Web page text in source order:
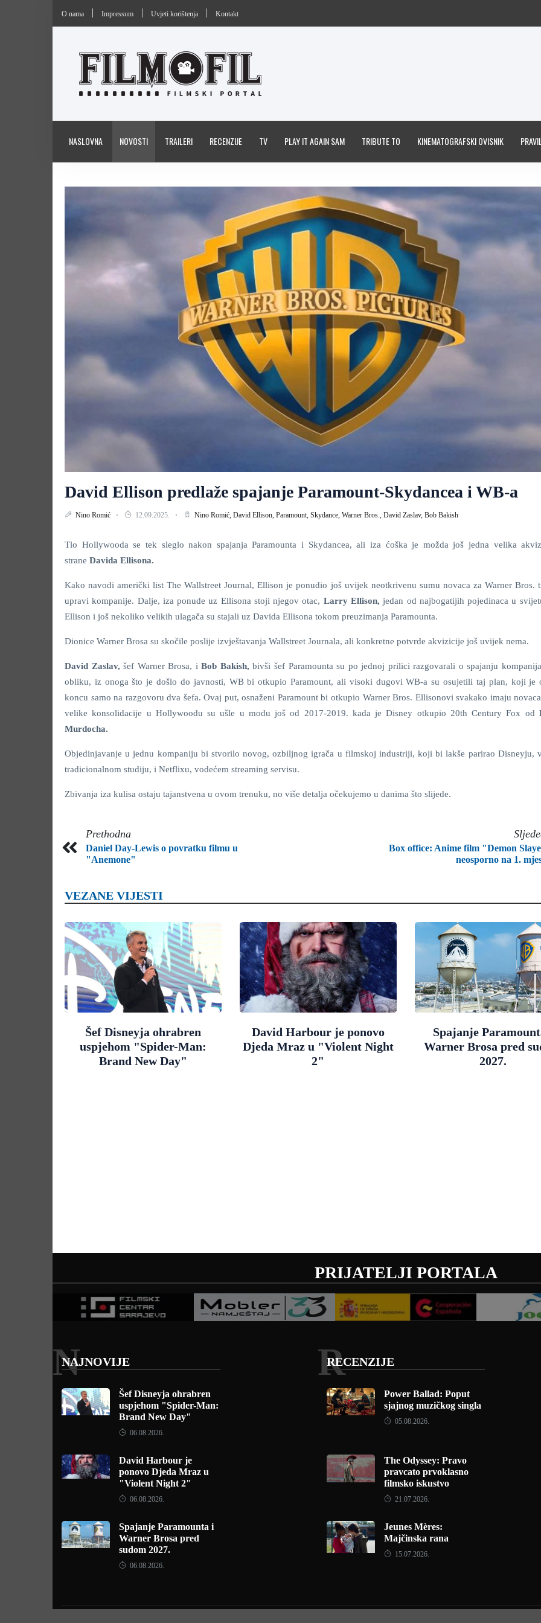
O nama Impressum Uvjeti korištenja Kontakt
NASLOVNA NOVOSTI TRAILERI RECENZIJE TV PLAY IT AGAIN SAM TRIBUTE TO KINEMATOGRAFSKI OVISNIK
David Ellison predlaže spajanje Paramount-Skydancea i WB-a
Nino Romić 12.09.2025. Nino Romić, David Ellison, Paramount, Skydance, Warner Bros., David Zaslav, Bob Bakish
Tlo Hollywooda se tek sleglo nakon spajanja Paramounta i Skydancea, ali iza ćoška je možda još jedna velika
strane Davida Ellisona.
Kako navodi američki list The Wallstreet Journal, Ellison je ponudio još uvijek neotkrivenu sumu novaca za Warner Bros.
upravi kompanije. Dalje, iza ponude uz Ellisona stoji njegov otac, Larry Ellison,jedan od najbogatijih pojedinaca u
Ellison i još nekoliko velikih ulagača su stajali uz Davida Ellisona tokom preuzimanja Paramounta.
Dionice Warner Brosa su skočile poslije izvještavanja Wallstreet Journala, ali konkretne potvrde akvizicije još uvijek nema.
David Zaslav,šef Warner Brosa, iBob Bakish,bivši šef Paramounta su po jednoj prilici razgovarali o spajanju
obliku, iz onoga što je došlo do javnosti, WB bi otkupio Paramount, ali visoki dugovi WB-a su osujetili taj plan, koji je
koncu samo na razgovoru dva šefa. Ovaj put, osnaženi Paramount bi otkupio Warner Bros. Ellisonovi svakako imaju
velike konsolidacije u Hollywoodu su ušle u modu još od 2017-2019. kada je Disney otkupio 20th Century Fox od
Murdocha.
Objedinjavanje u jednu kompaniju bi stvorilo novog, ozbiljnog igrača u filmskoj industriji, koji bi lakše parirao Disneyju,
tradicionalnom studiju, i Netflixu, vodećem streaming servisu.
Zbivanja iza kulisa ostaju tajanstvena u ovom trenuku, no više detalja očekujemo u danima što slijede.
Prethodna
Daniel Day-Lewis o povratku filmu u
"Anemone"
Box office: Anime film "Demon
neosporno na 1.
VEZANE VIJESTI
Šef Disneyja ohrabren
uspjehom "Spider-Man:
Brand New Day"
David Harbour je ponovo
Djeda Mraz u "Violent Night
2"
Spajanje
Warner Brosa pred
2027.
PRIJATELJI PORTALA
NAJNOVIJE
N
Šef Disneyja ohrabren
uspjehom "Spider-Man:
Brand New Day"
06.08.2026.
David Harbour je
ponovo Djeda Mraz u
"Violent Night 2"
06.08.2026.
Spajanje Paramounta i
Warner Brosa pred
sudom 2027.
06.08.2026.
RECENZIJE
R
Power Ballad: Poput
sjajnog muzičkog singla
05.08.2026.
The Odyssey: Pravo
pravcato prvoklasno
filmsko iskustvo
21.07.2026.
Jeunes Mères:
Majčinska rana
15.07.2026.